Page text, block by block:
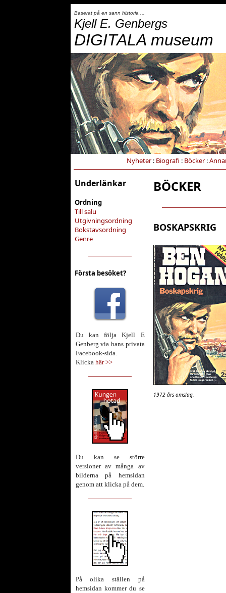
Baserat på en sann historia ...
Kjell E. Genbergs
DIGITALA museum
Nyheter: Biografi : Böcker:
Underlänkar
Ordning
Till salu
Utgivningsordning
Bokstavsordning
Genre
Första besöket?
Du kan följa Kjell E
Genberg via hans privata
Facebook-sida.
Klicka här >>
Du kan se större
versioner av många av
bilderna på hemsidan
genom att klicka på dem.
På olika ställen på
hemsidan kommer du se
BÖCKER
BOSKAPSKRIG
1972 års omslag.